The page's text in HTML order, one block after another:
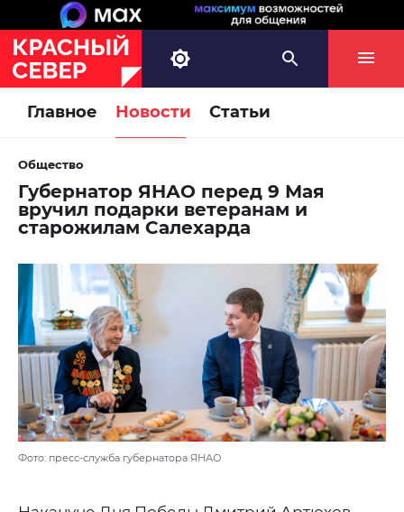
Главное Новости Статьи
Общество
Губернатор ЯНАО перед 9 Мая
вручил подарки ветеранам и
старожилам Салехарда
Фото: пресс-служба губернатора ЯНАО